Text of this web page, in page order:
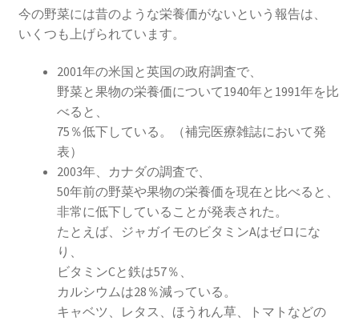
今の野菜には昔のような栄養価がないという報告は、
いくつも上げられています。
2001年の米国と英国の政府調査で、
野菜と果物の栄養価について1940年と1991年を比
べると、
75％低下している。（補完医療雑誌において発
表）
2003年、カナダの調査で、
50年前の野菜や果物の栄養価を現在と比べると、
非常に低下していることが発表された。
たとえば、ジャガイモのビタミンAはゼロにな
り、
ビタミンCと鉄は57％、
カルシウムは28％減っている。
キャベツ、レタス、ほうれん草、トマトなどの